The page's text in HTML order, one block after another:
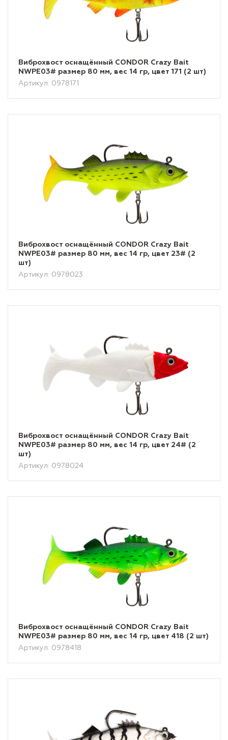
Виброхвост оснащённый CONDOR Crazy Bait
NWPE03# размер 80 мм, вес 14 гр, цвет 171 (2 шт)
Артикул: 0978171
Виброхвост оснащённый CONDOR Crazy Bait
NWPE03# размер 80 мм, вес 14 гр, цвет 23# (2
шт)
Артикул: 0978023
Виброхвост оснащённый CONDOR Crazy Bait
NWPE03# размер 80 мм, вес 14 гр, цвет 24# (2
шт)
Артикул: 0978024
Виброхвост оснащённый CONDOR Crazy Bait
NWPE03# размер 80 мм, вес 14 гр, цвет 418 (2 шт)
Артикул: 0978418